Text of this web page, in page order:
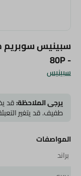
سبينيس
سبينيس سوبريم
- 80P
يرجى الملاحظة:قد
طفيف. قد يتغير
المواصفات
براند